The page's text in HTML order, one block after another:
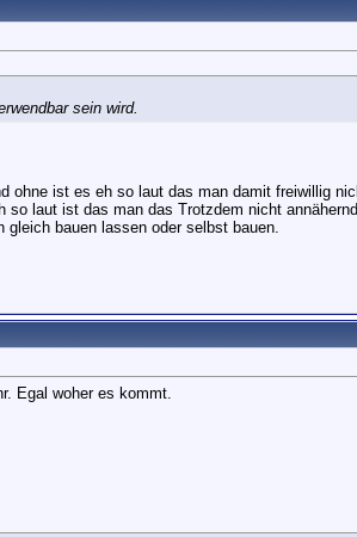
sein wird.
ohne ist es eh so laut das man damit freiwillig
laut ist das man das Trotzdem nicht
bauen lassen oder selbst bauen.
Egal woher es kommt.